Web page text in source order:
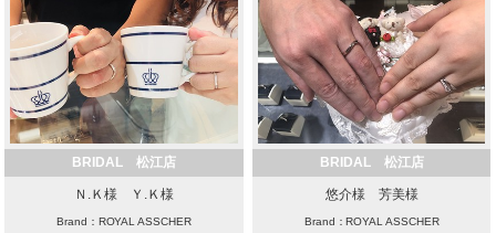
BRIDAL 松江店
Ｎ.Ｋ様 Ｙ.Ｋ様
Brand：ROYAL ASSCHER
BRIDAL 松江店
悠介様 芳美様
Brand：ROYAL ASSCHER